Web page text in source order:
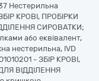
Нестерильна
КРОВІ, ПРОБІРКИ
СИРОВАТКИ;
або еквівалент,
нестерильна, IVD
- ЗБІР КРОВІ,
ВІДДІЛЕННЯ